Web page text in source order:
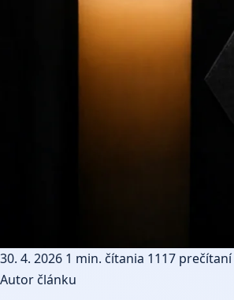
30. 4. 2026 1 min. čítania 1117 prečítaní
Autor článku